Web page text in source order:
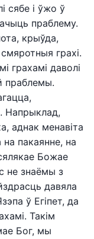
сябе і ўжо ў
праблему.
крыўда,
грахі.
грахамі даволі
праблемы.
Напрыклад,
аднак менавіта
пакаянне, на
Божае
не знаёмы з
давяла
ў Егіпет, да
Такім
Бог, мы